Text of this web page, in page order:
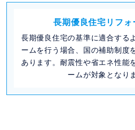
長期優良住宅リフォ
長期優良住宅の基準に適合する
ームを行う場合、国の補助制度
あります。耐震性や省エネ性能
ームが対象となり